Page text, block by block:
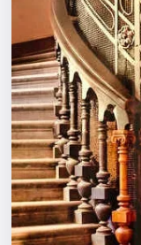
Города
Площадки
Артисты
Рейтинги